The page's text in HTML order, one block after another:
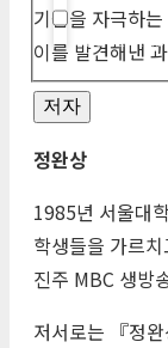
Hidden
기심을 자극하
이를 발견해낸
저자
정완상
1985년 서울대
학생들을 가르
진주 MBC 생방
저서로는 『정